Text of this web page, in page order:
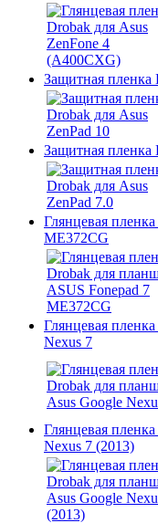
Защитная пленка
Защитная пленка
Глянцевая
ME372CG
Глянцевая
Nexus 7
Глянцевая
Nexus 7 (2013)